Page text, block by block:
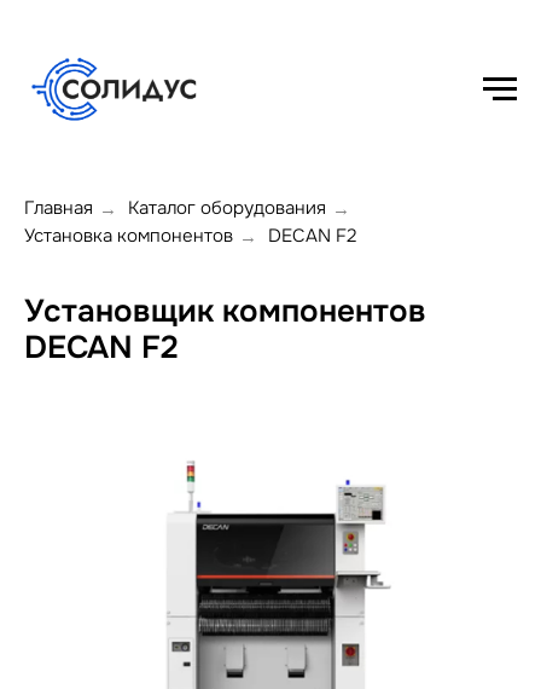
Главная → Каталог оборудования →
Установка компонентов → DECAN F2
Установщик компонентов
DECAN F2